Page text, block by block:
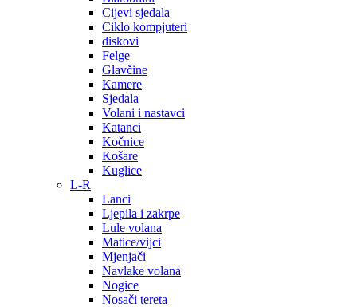
Cijevi sjedala
Ciklo kompjuteri
diskovi
Felge
Glavčine
Kamere
Sjedala
Volani i nastavci
Katanci
Kočnice
Košare
Kuglice
L-R
Lanci
Ljepila i zakrpe
Lule volana
Matice/vijci
Mjenjači
Navlake volana
Nogice
Nosači tereta